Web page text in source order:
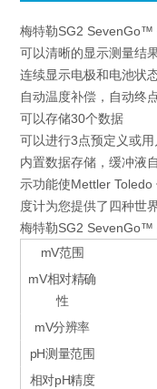
梅特勒SG2 SevenGo™
可以清晰的显示测量结
连续显示电极和电池状
自动温度补偿，自动终
可以存储30个数据
可以进行3点预定义或
内置数据存储，缓冲液
示功能使Mettler
度计为您提供了四种世
梅特勒SG2 SevenGo™
mV范围
mV相对精确
性
mV分辨率
pH测量范围
相对pH精度